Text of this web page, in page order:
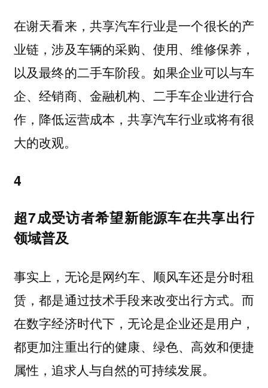
在谢天看来，共享汽车行业是一个很长的产
业链，涉及车辆的采购、使用、维修保养，
以及最终的二手车阶段。如果企业可以与车
企、经销商、金融机构、二手车企业进行合
作，降低运营成本，共享汽车行业或将有很
大的改观。
4
超7成受访者希望新能源车在共享出行
领域普及
事实上，无论是网约车、顺风车还是分时租
赁，都是通过技术手段来改变出行方式。而
在数字经济时代下，无论是企业还是用户，
都更加注重出行的健康、绿色、高效和便捷
属性，追求人与自然的可持续发展。